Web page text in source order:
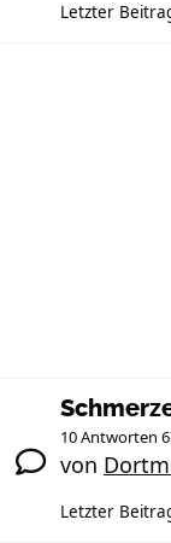
Letzter
10 Antworten
von
Letzter